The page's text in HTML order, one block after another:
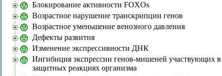
Блокирование активности FOXOs
Возрастное нарушение транскрипции генов
Возрастное уменьшение венозного давления
Дефекты развития
Изменение экспрессивности ДНК
Ингибиция экспрессии генов-мишеней участвующих в
защитных реакциях организма